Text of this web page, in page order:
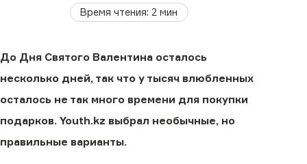
Время чтения:2 мин
До Дня Святого Валентина осталось
несколько дней, так что у тысяч влюбленных
осталось не так много времени для покупки
подарков. Youth.kz выбрал необычные, но
правильные варианты.